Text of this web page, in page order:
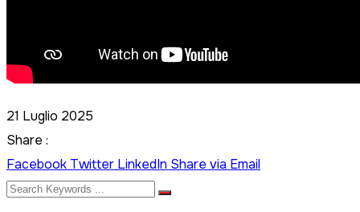
21 Luglio 2025
Share :
Facebook Twitter LinkedIn Share via Email